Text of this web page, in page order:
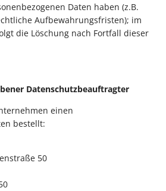
Daten haben (z.B.
Aufbewahrungsfristen); im
die Löschung nach Fortfall dieser
Datenschutzbeauftragter
einen
bestellt:
50